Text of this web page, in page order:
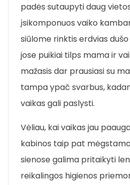
padės sutaupyti daug
įsikomponuos vaiko
siūlome rinktis erdvias
jose puikiai tilps mama ir
mažasis dar prausiasi su
tampa ypač svarbus,
vaikas gali paslysti.
Vėliau, kai vaikas jau
kabinos taip pat
sienose galima pritaikyti
reikalingos higienos